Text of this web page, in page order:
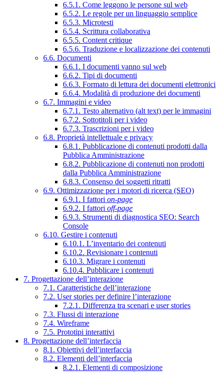
6.5.1. Come leggono le persone sul web
6.5.2. Le regole per un linguaggio semplice
6.5.3. Microtesti
6.5.4. Scrittura collaborativa
6.5.5. Content critique
6.5.6. Traduzione e localizzazione dei contenuti
6.6. Documenti
6.6.1. I documenti vanno sul web
6.6.2. Tipi di documenti
6.6.3. Formato di lettura dei documenti elettronici
6.6.4. Modalità di produzione dei documenti
6.7. Immagini e video
6.7.1. Testo alternativo (alt text) per le immagini
6.7.2. Sottotitoli per i video
6.7.3. Trascrizioni per i video
6.8. Proprietà intellettuale e privacy
6.8.1. Pubblicazione di contenuti prodotti dalla
Pubblica Amministrazione
6.8.2. Pubblicazione di contenuti non prodotti
dalla Pubblica Amministrazione
6.8.3. Consenso dei soggetti ritratti
6.9. Ottimizzazione per i motori di ricerca (SEO)
6.9.1. I fattori on-page
6.9.2. I fattori off-page
6.9.3. Strumenti di diagnostica SEO: Search
Console
6.10. Gestire i contenuti
6.10.1. L’inventario dei contenuti
6.10.2. Revisionare i contenuti
6.10.3. Migrare i contenuti
6.10.4. Pubblicare i contenuti
7. Progettazione dell’interazione
7.1. Caratteristiche dell’interazione
7.2. User stories per definire l’interazione
7.2.1. Differenza tra scenari e user stories
7.3. Flussi di interazione
7.4. Wireframe
7.5. Prototipi interattivi
8. Progettazione dell’interfaccia
8.1. Obiettivi dell’interfaccia
8.2. Elementi dell’interfaccia
8.2.1. Elementi di composizione